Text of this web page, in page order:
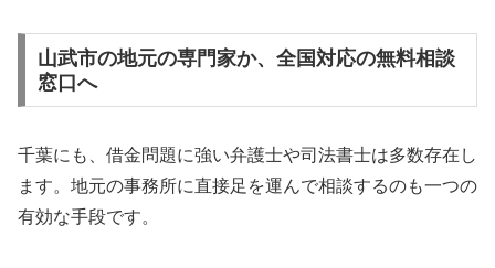
山武市の地元の専門家か、全国対応の無料相談
窓口へ
千葉にも、借金問題に強い弁護士や司法書士は多数存在し
ます。地元の事務所に直接足を運んで相談するのも一つの
有効な手段です。